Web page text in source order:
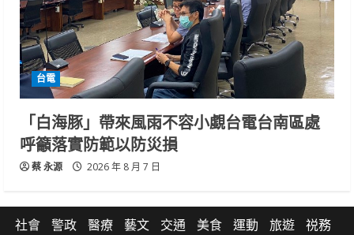
台電
「白海豚」帶來風雨不容小覷台電台南區處
呼籲落實防範以防災損
蔡 永源 2026 年 8 月 7 日
社會 警政 醫療 藝文 交通 美食 運動 旅遊 祱務